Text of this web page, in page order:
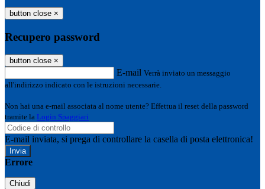
button close ×
Recupero password
button close ×
E-mail Verrà inviato un messaggio
all'indirizzo indicato con le istruzioni necessarie.
Non hai una e-mail associata al nome utente? Effettua il reset della password
tramite la Login Spaggiari
E-mail inviata, si prega di controllare la casella di posta elettronica!
Errore
Chiudi